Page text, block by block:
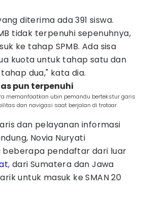
diterima ada 391 siswa.
tidak terpenuhi sepenuhnya,
ke tahap SPMB. Ada sisa
kuota untuk tahap satu dan
dua," kata dia.
pun terpenuhi
memanfaatkan ubin pemandu bertekstur garis
dan navigasi saat berjalan di trotoar.
dan pelayanan informasi
Novia Nuryati
beberapa pendaftar dari luar
, dari Sumatera dan Jawa
untuk masuk ke SMAN 20